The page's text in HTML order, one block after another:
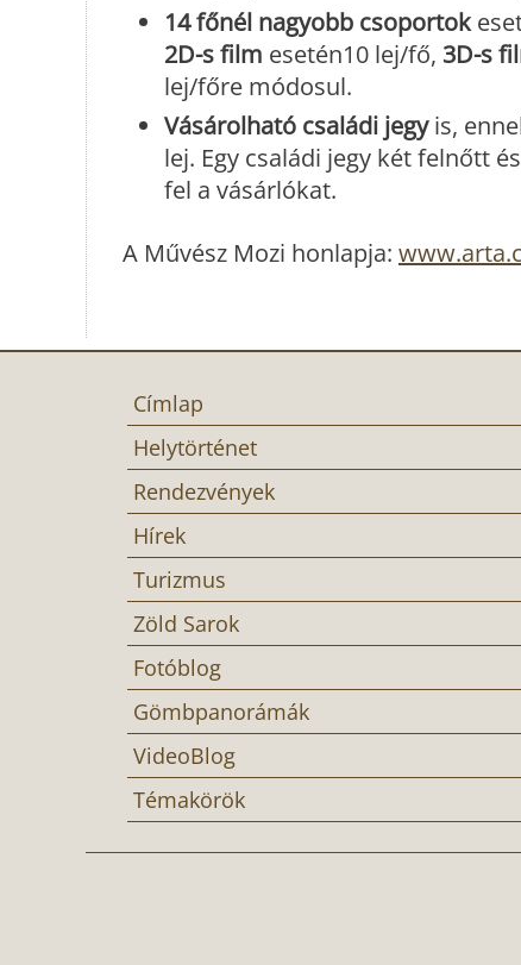
14 főnél nagyobb csoportok
2D-s film esetén10 lej/fő, 3D-s
lej/főre módosul.
Vásárolható családi jegyis,
lej. Egy családi jegy két felnőtt
fel a vásárlókat.
A Művész Mozi honlapja:
Címlap
Helytörténet
Rendezvények
Hírek
Turizmus
Zöld Sarok
Fotóblog
Gömbpanorámák
VideoBlog
Témakörök